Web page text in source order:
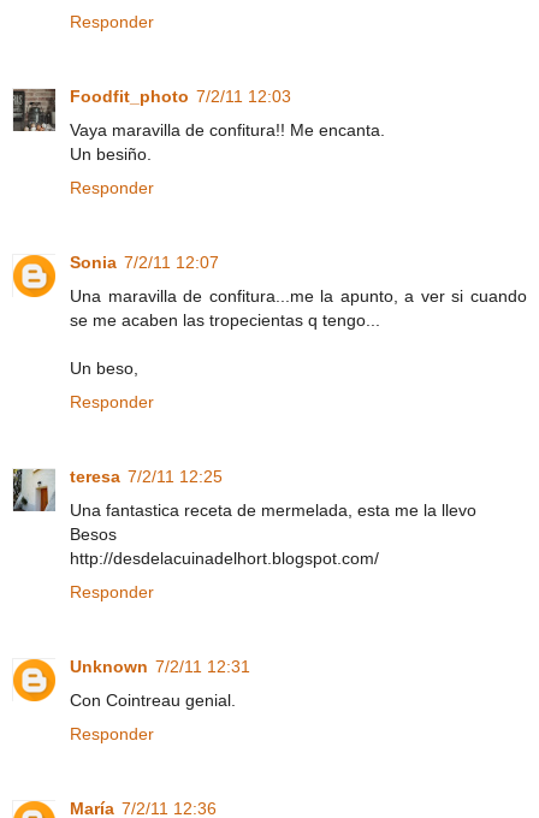
Responder
Foodfit_photo 7/2/11 12:03
Vaya maravilla de confitura!! Me encanta.
Un besiño.
Responder
Sonia 7/2/11 12:07
Una maravilla de confitura...me la apunto, a ver si cuando
se me acaben las tropecientas q tengo...
Un beso,
Responder
teresa 7/2/11 12:25
Una fantastica receta de mermelada, esta me la llevo
Besos
http://desdelacuinadelhort.blogspot.com/
Responder
Unknown 7/2/11 12:31
Con Cointreau genial.
Responder
María 7/2/11 12:36